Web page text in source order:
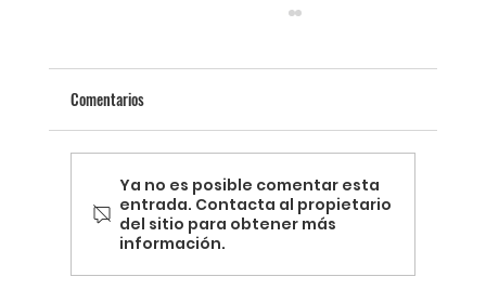
Comentarios
Ya no es posible comentar esta
entrada. Contacta al propietario
del sitio para obtener más
información.